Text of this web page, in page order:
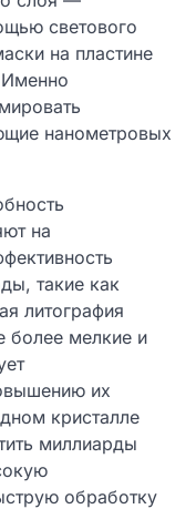
светового
на пластине
нанометровых
на
такие как
литография
более мелкие и
их
кристалле
миллиарды
обработку